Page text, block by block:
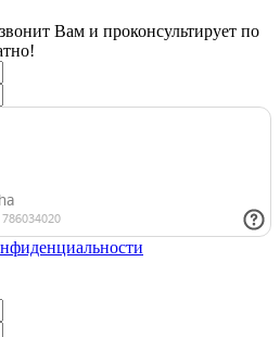
Вам и проконсультирует по